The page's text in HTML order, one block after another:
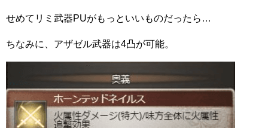
せめてリミ武器PUがもっといいものだったら…
ちなみに、アザゼル武器は4凸が可能。